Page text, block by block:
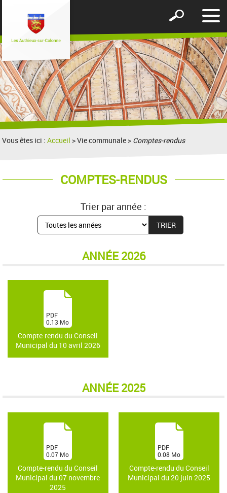
le
Afficher
formulaire
de
recherche
Vous êtes ici :Accueil > Vie communale > Comptes-rendus
COMPTES-RENDUS
Trier par année :
ANNÉE 2026
Compte-rendu du Conseil
Municipal du 10 avril 2026
(PDF
0.13 Mo
)
ANNÉE 2025
Compte-rendu du Conseil
Municipal du 07 novembre
2025
(PDF
0.07 Mo
)
Compte-rendu du Conseil
Municipal du 20 juin 2025
(PDF
0.08 Mo
)